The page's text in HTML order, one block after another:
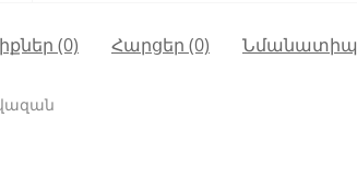
(0) Հարցեր (0)